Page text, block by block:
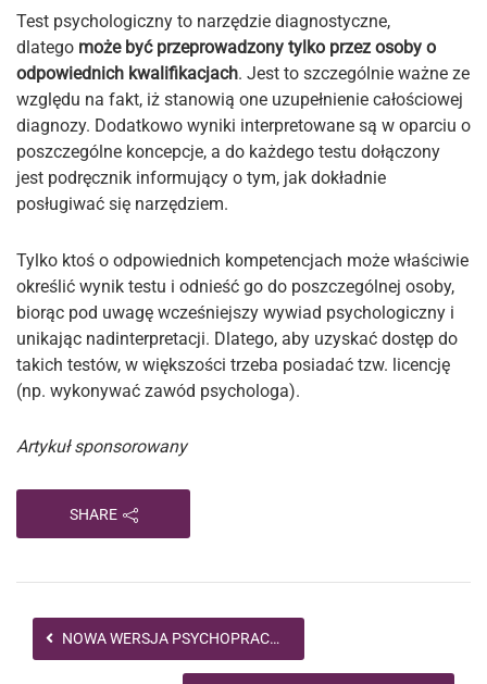
Test psychologiczny to narzędzie diagnostyczne,
dlatego może być przeprowadzony tylko przez osoby o
odpowiednich kwalifikacjach. Jest to szczególnie ważne ze
względu na fakt, iż stanowią one uzupełnienie całościowej
diagnozy. Dodatkowo wyniki interpretowane są w oparciu o
poszczególne koncepcje, a do każdego testu dołączony
jest podręcznik informujący o tym, jak dokładnie
posługiwać się narzędziem.
Tylko ktoś o odpowiednich kompetencjach może właściwie
określić wynik testu i odnieść go do poszczególnej osoby,
biorąc pod uwagę wcześniejszy wywiad psychologiczny i
unikając nadinterpretacji. Dlatego, aby uzyskać dostęp do
takich testów, w większości trzeba posiadać tzw. licencję
(np. wykonywać zawód psychologa).
Artykuł sponsorowany
SHARE
NOWA WERSJA PSYCHOPRACY – WAŻNE INFORMACJE I KORZYŚCI